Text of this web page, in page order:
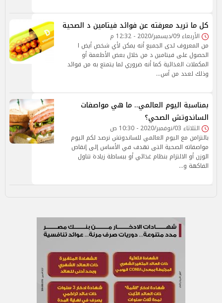
كل ما تريد معرفته عن فوائد فيتامين د الصحية
الأربعاء 09/ديسمبر/2020 - 12:32 م
من المعروف لدى الجميع أنه يمكن لأي شخص أيض ا
الحصول على فيتامين د من خلال بعض الأطعمة أو
المكملات الغذائية كما أنه ضروري لما يتمتع به من فوائد
وذلك لعدد من أس…
بمناسبة اليوم العالمي.. ما هي مواصفات
الساندوتش الصحي؟
الثلاثاء 03/نوفمبر/2020 - 10:30 ص
بالتزامن مع اليوم العالمي للساندوتش نرصد لكم اليوم
مواصفاته الصحية التى تهدف في الأساس إلى إنقاص
الوزن أو الالتزام بنظام غذائي أو ببساطة زيادة تناول
الفاكهة و…